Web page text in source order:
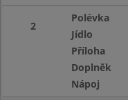
2
Polévka
Jídlo
Příloha
Doplněk
Nápoj